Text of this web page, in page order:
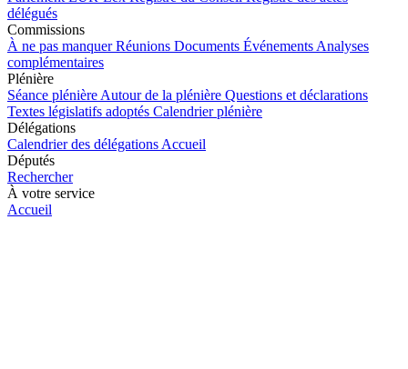
délégués
Commissions
À ne pas manquer Réunions Documents Événements Analyses
complémentaires
Plénière
Séance plénière Autour de la plénière Questions et déclarations
Textes législatifs adoptés Calendrier plénière
Délégations
Calendrier des délégations Accueil
Députés
Rechercher
À votre service
Accueil